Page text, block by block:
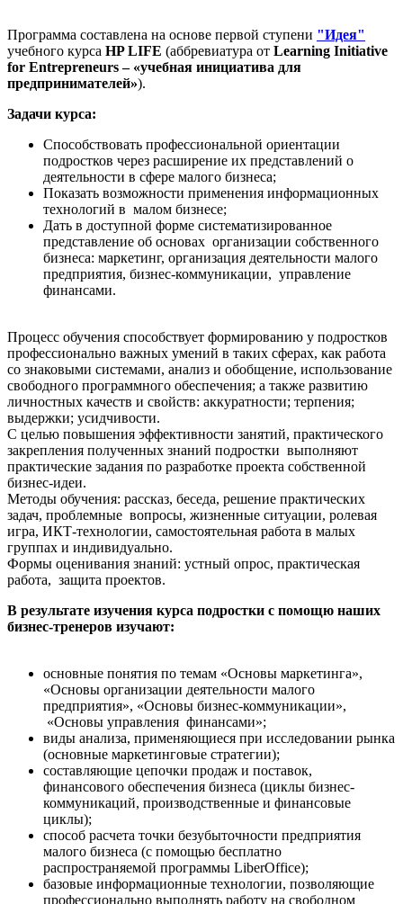
Программа составлена на основе первой ступени "Идея"
учебного курса HP LIFE (аббревиатура от Learning Initiative
for Entrepreneurs – «учебная инициатива для
предпринимателей»).
Задачи курса:
Способствовать профессиональной ориентации
подростков через расширение их представлений о
деятельности в сфере малого бизнеса;
Показать возможности применения информационных
технологий в малом бизнесе;
Дать в доступной форме систематизированное
представление об основах организации собственного
бизнеса: маркетинг, организация деятельности малого
предприятия, бизнес-коммуникации, управление
финансами.
Процесс обучения способствует формированию у подростков
профессионально важных умений в таких сферах, как работа
со знаковыми системами, анализ и обобщение, использование
свободного программного обеспечения; а также развитию
личностных качеств и свойств: аккуратности; терпения;
выдержки; усидчивости.
С целью повышения эффективности занятий, практического
закрепления полученных знаний подростки выполняют
практические задания по разработке проекта собственной
бизнес-идеи.
Методы обучения: рассказ, беседа, решение практических
задач, проблемные вопросы, жизненные ситуации, ролевая
игра, ИКТ-технологии, самостоятельная работа в малых
группах и индивидуально.
Формы оценивания знаний: устный опрос, практическая
работа, защита проектов.
В результате изучения курса подростки с помощю наших
бизнес-тренеров изучают:
основные понятия по темам «Основы маркетинга»,
«Основы организации деятельности малого
предприятия», «Основы бизнес-коммуникации»,
«Основы управления финансами»;
виды анализа, применяющиеся при исследовании рынка
(основные маркетинговые стратегии);
составляющие цепочки продаж и поставок,
финансового обеспечения бизнеса (циклы бизнес-
коммуникаций, производственные и финансовые
циклы);
способ расчета точки безубыточности предприятия
малого бизнеса (с помощью бесплатно
распространяемой программы LiberOffice);
базовые информационные технологии, позволяющие
профессионально выполнять работу на свободном